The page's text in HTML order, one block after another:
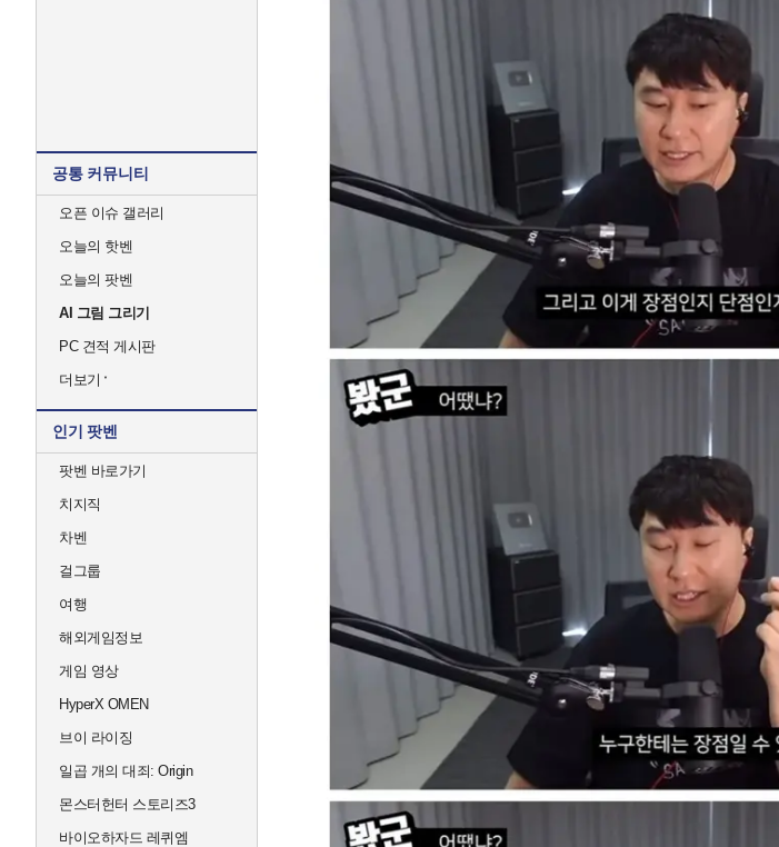
공통 커뮤니티
오픈 이슈 갤러리
오늘의 핫벤
오늘의 팟벤
AI 그림 그리기
PC 견적 게시판
더보기
인기 팟벤
팟벤 바로가기
치지직
차벤
걸그룹
여행
해외게임정보
게임 영상
HyperX OMEN
브이 라이징
일곱 개의 대죄: Origin
몬스터헌터 스토리즈3
바이오하자드 레퀴엠